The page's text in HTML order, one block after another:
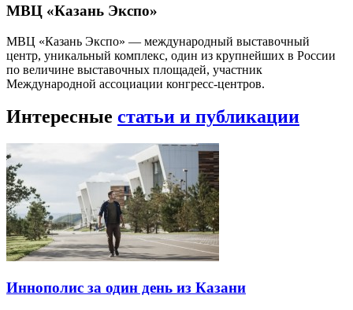
МВЦ «Казань Экспо»
МВЦ «Казань Экспо» — международный выставочный
центр, уникальный комплекс, один из крупнейших в России
по величине выставочных площадей, участник
Международной ассоциации конгресс-центров.
Интересные статьи и публикации
Иннополис за один день из Казани